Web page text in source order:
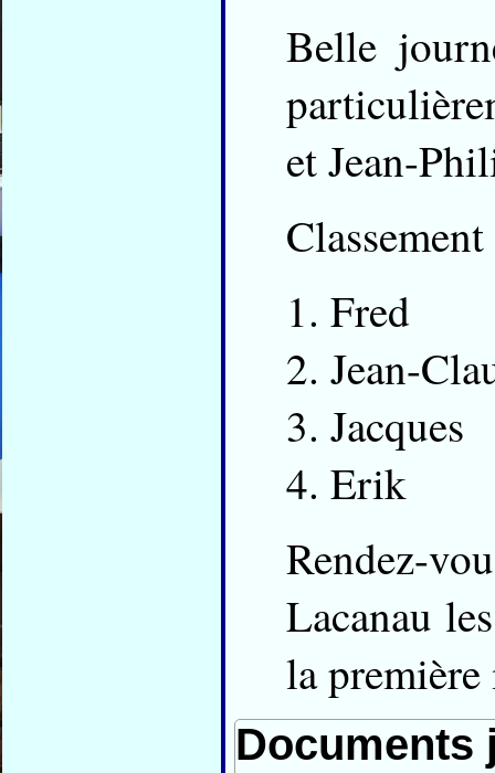
Belle
et Jean-
Fred
Jean-
Jacques
Erik
Rendez-
Lacanau
la première
Documents